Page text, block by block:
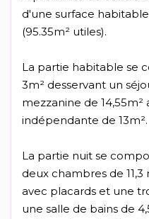
d'une surface
(95.35m² utiles).
La partie habitable se
3m² desservant un
mezzanine de 14,55m²
indépendante de 13m².
La partie nuit se
deux chambres de
avec placards et une
une salle de bains de